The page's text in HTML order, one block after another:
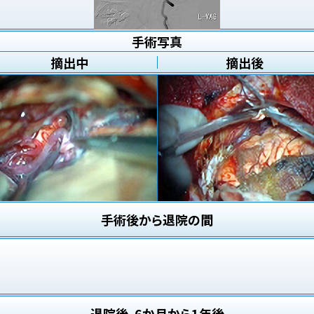
手術写真
摘出中
摘出後
手術後から退院の間